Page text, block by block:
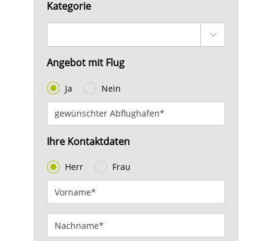
Kategorie
Angebot mit Flug
Ja Nein
Ihre Kontaktdaten
Herr Frau